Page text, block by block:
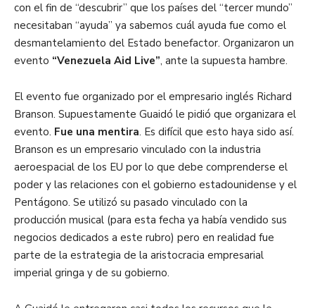
con el fin de “descubrir” que los países del “tercer mundo”
necesitaban “ayuda” ya sabemos cuál ayuda fue como el
desmantelamiento del Estado benefactor. Organizaron un
evento “Venezuela Aid Live”, ante la supuesta hambre.
El evento fue organizado por el empresario inglés Richard
Branson. Supuestamente Guaidó le pidió que organizara el
evento. Fue una mentira. Es difícil que esto haya sido así.
Branson es un empresario vinculado con la industria
aeroespacial de los EU por lo que debe comprenderse el
poder y las relaciones con el gobierno estadounidense y el
Pentágono. Se utilizó su pasado vinculado con la
producción musical (para esta fecha ya había vendido sus
negocios dedicados a este rubro) pero en realidad fue
parte de la estrategia de la aristocracia empresarial
imperial gringa y de su gobierno.